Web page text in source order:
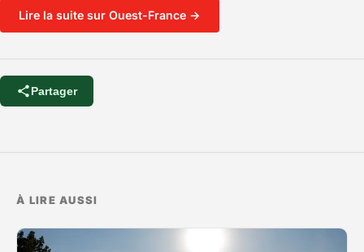
Lire la suite sur Ouest-France →
Partager
À LIRE AUSSI